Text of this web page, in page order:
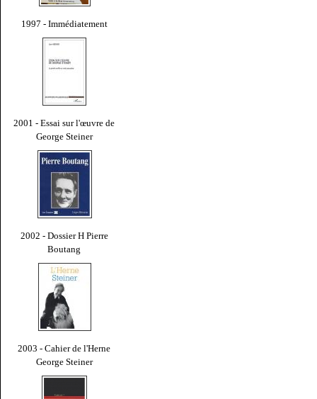
1997 - Immédiatement
2001 - Essai sur l'œuvre de
George Steiner
2002 - Dossier H Pierre
Boutang
2003 - Cahier de l'Herne
George Steiner